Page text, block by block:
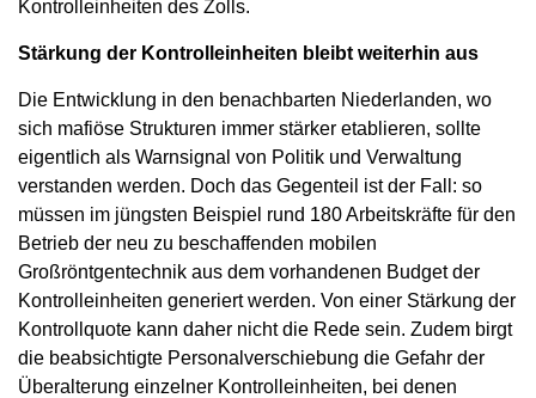
Kontrolleinheiten des Zolls.
Stärkung der Kontrolleinheiten bleibt weiterhin aus
Die Entwicklung in den benachbarten Niederlanden, wo
sich mafiöse Strukturen immer stärker etablieren, sollte
eigentlich als Warnsignal von Politik und Verwaltung
verstanden werden. Doch das Gegenteil ist der Fall: so
müssen im jüngsten Beispiel rund 180 Arbeitskräfte für den
Betrieb der neu zu beschaffenden mobilen
Großröntgentechnik aus dem vorhandenen Budget der
Kontrolleinheiten generiert werden. Von einer Stärkung der
Kontrollquote kann daher nicht die Rede sein. Zudem birgt
die beabsichtigte Personalverschiebung die Gefahr der
Überalterung einzelner Kontrolleinheiten, bei denen